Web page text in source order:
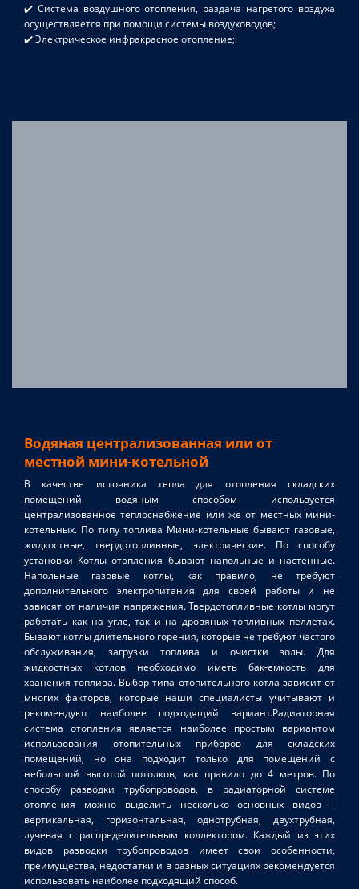
✔️ Система воздушного отопления, раздача нагретого воздуха
осуществляется при помощи системы воздуховодов;
✔️ Электрическое инфракрасное отопление;
Водяная централизованная или от
местной мини-котельной
В качестве источника тепла для отопления складских
помещений водяным способом используется
централизованное теплоснабжение или же от местных мини-
котельных. По типу топлива Мини-котельные бывают газовые,
жидкостные, твердотопливные, электрические. По способу
установки Котлы отопления бывают напольные и настенные.
Напольные газовые котлы, как правило, не требуют
дополнительного электропитания для своей работы и не
зависят от наличия напряжения. Твердотопливные котлы могут
работать как на угле, так и на дровяных топливных пеллетах.
Бывают котлы длительного горения, которые не требуют частого
обслуживания, загрузки топлива и очистки золы. Для
жидкостных котлов необходимо иметь бак-емкость для
хранения топлива. Выбор типа отопительного котла зависит от
многих факторов, которые наши специалисты учитывают и
рекомендуют наиболее подходящий вариант.Радиаторная
система отопления является наиболее простым вариантом
использования отопительных приборов для складских
помещений, но она подходит только для помещений с
небольшой высотой потолков, как правило до 4 метров. По
способу разводки трубопроводов, в радиаторной системе
отопления можно выделить несколько основных видов –
вертикальная, горизонтальная, однотрубная, двухтрубная,
лучевая с распределительным коллектором. Каждый из этих
видов разводки трубопроводов имеет свои особенности,
преимущества, недостатки и в разных ситуациях рекомендуется
использовать наиболее подходящий способ.